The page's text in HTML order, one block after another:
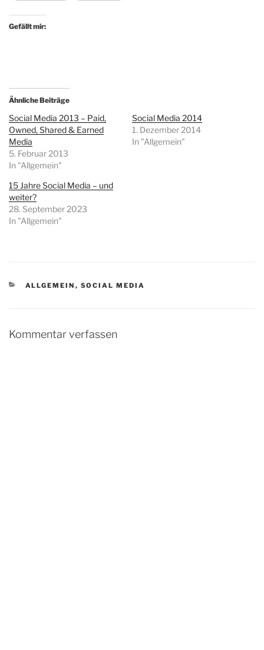
Gefällt mir:
Ähnliche Beiträge
Social Media 2013 – Paid,
Owned, Shared & Earned
Media
5. Februar 2013
In "Allgemein"
Social Media 2014
1. Dezember 2014
In "Allgemein"
15 Jahre Social Media – und
weiter?
28. September 2023
In "Allgemein"
KATEGORIEN
ALLGEMEIN , SOCIAL MEDIA
Kommentar verfassen